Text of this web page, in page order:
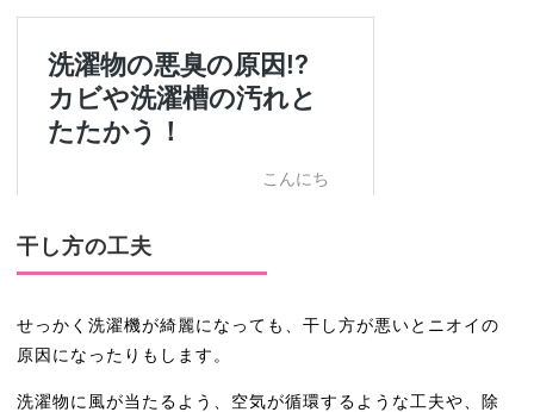
干し方の工夫
せっかく洗濯機が綺麗になっても、干し方が悪いとニオイの
原因になったりもします。
洗濯物に風が当たるよう、空気が循環するような工夫や、除